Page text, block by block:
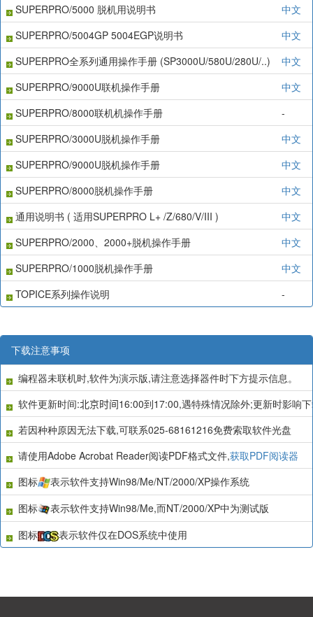
SUPERPRO/5000 脱机用说明书
中文
SUPERPRO/5004GP 5004EGP说明书
中文
SUPERPRO全系列通用操作手册 (SP3000U/580U/280U/..)
中文
SUPERPRO/9000U联机操作手册
中文
SUPERPRO/8000联机机操作手册
-
SUPERPRO/3000U脱机操作手册
中文
SUPERPRO/9000U脱机操作手册
中文
SUPERPRO/8000脱机操作手册
中文
通用说明书 ( 适用SUPERPRO L+ /Z/680/V/III )
中文
SUPERPRO/2000、2000+脱机操作手册
中文
SUPERPRO/1000脱机操作手册
中文
TOPICE系列操作说明
-
下载注意事项
编程器未联机时,软件为演示版,请注意选择器件时下方提示信息。
软件更新时间:北京时间16:00到17:00,遇特殊情况除外;更新时影响
若因种种原因无法下载,可联系025-68161216免费索取软件光盘
请使用Adobe Acrobat Reader阅读PDF格式文件,获取PDF阅读器
图标
表示软件支持Win98/Me/NT/2000/XP操作系统
图标
表示软件支持Win98/Me,而NT/2000/XP中为测试版
图标
表示软件仅在DOS系统中使用